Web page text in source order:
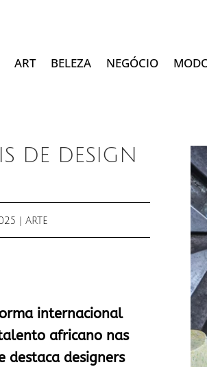
ART BELEZA NEGÓCIO
DE DESIGN
|ARTE
internacional
africano nas
destaca designers